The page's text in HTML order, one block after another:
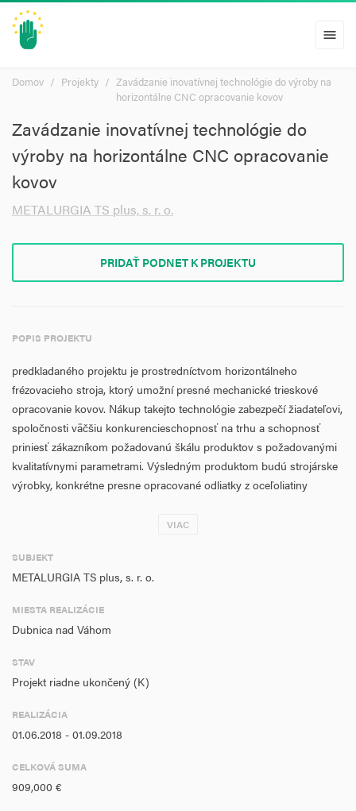
menu
Domov Projekty
Zavádzanie inovatívnej technológie do výroby na
horizontálne CNC opracovanie kovov
Zavádzanie inovatívnej technológie do
výroby na horizontálne CNC opracovanie
kovov
METALURGIA TS plus, s. r. o.
PRIDAŤ PODNET K PROJEKTU
POPIS PROJEKTU
predkladaného projektu je prostredníctvom horizontálneho
frézovacieho stroja, ktorý umožní presné mechanické trieskové
opracovanie kovov. Nákup takejto technológie zabezpečí žiadateľovi,
spoločnosti väčšiu konkurencieschopnosť na trhu a schopnosť
priniesť zákazníkom požadovanú škálu produktov s požadovanými
kvalitatívnymi parametrami. Výsledným produktom budú strojárske
výrobky, konkrétne presne opracované odliatky z oceľoliatiny
a zvarence veľkých rozmerov a hmotnostných kategórií.
Stupeň inovácie projektu sme zaradili ako z toho dôvodu, že
výsledný produkt bude pre žiadateľa podstatne inovovaný s oveľa
Miesto realizácie projektu bude v jednej z prevádzok žiadateľa
a technickú infraštruktúru.
výrobky, ktoré sú pre firmu nové (1)
VIAC
SUBJEKT
METALURGIA TS plus, s. r. o.
MIESTA REALIZÁCIE
Dubnica nad Váhom
STAV
Projekt riadne ukončený (K)
REALIZÁCIA
01.06.2018 - 01.09.2018
CELKOVÁ SUMA
909,000 €